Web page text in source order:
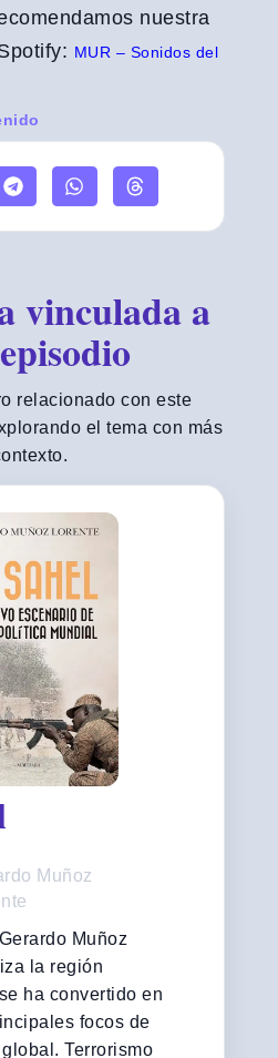
nuestra
MUR – Sonidos del
vinculada a
relacionado con este
el tema con más
Muñoz
Muñoz
la región
ha convertido en
focos de
Terrorismo